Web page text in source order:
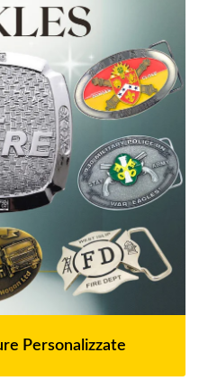
Personalizzate